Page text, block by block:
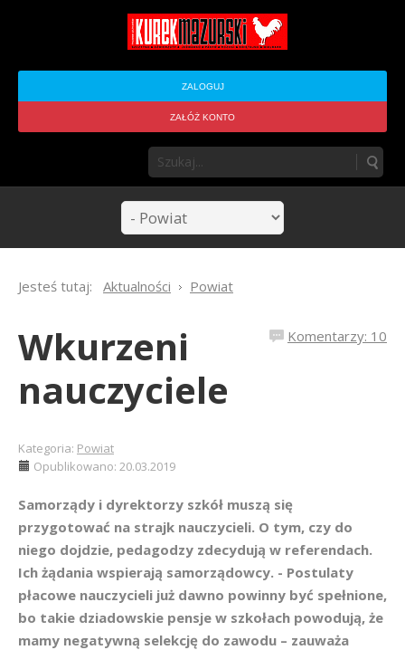
ZALOGUJ
ZAŁÓŻ KONTO
Jesteś tutaj: Aktualności Powiat
Komentarzy: 10
Wkurzeni
nauczyciele
Kategoria: Powiat
Opublikowano: 20.03.2019
Samorządy i dyrektorzy szkół muszą się
przygotować na strajk nauczycieli. O tym, czy do
niego dojdzie, pedagodzy zdecydują w referendach.
Ich żądania wspierają samorządowcy. - Postulaty
płacowe nauczycieli już dawno powinny być spełnione,
bo takie dziadowskie pensje w szkołach powodują, że
mamy negatywną selekcję do zawodu – zauważa